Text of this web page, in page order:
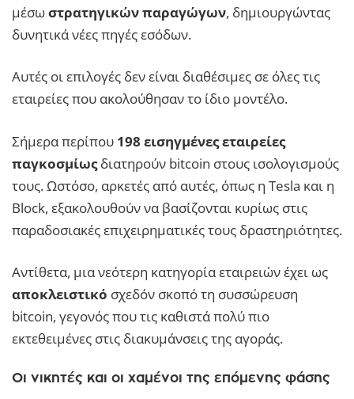
μέσωστρατηγικών παραγώγων, δημιουργώντας
δυνητικά νέες πηγές εσόδων.
Αυτές οι επιλογές δεν είναι διαθέσιμες σε όλες τις
εταιρείες που ακολούθησαν το ίδιο μοντέλο.
Σήμερα περίπου 198 εισηγμένες εταιρείες
παγκοσμίωςδιατηρούν bitcoin στους ισολογισμούς
τους. Ωστόσο, αρκετές από αυτές, όπως η Tesla και η
Block, εξακολουθούν να βασίζονται κυρίως στις
παραδοσιακές επιχειρηματικές τους δραστηριότητες.
Αντίθετα, μια νεότερη κατηγορία εταιρειών έχει ως
αποκλειστικό σχεδόν σκοπό τη συσσώρευση
bitcoin, γεγονός που τις καθιστά πολύ πιο
εκτεθειμένες στις διακυμάνσεις της αγοράς.
Οι νικητές και οι χαμένοι της επόμενης φάσης